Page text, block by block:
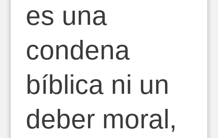
es una
condena
bíblica ni un
deber moral,